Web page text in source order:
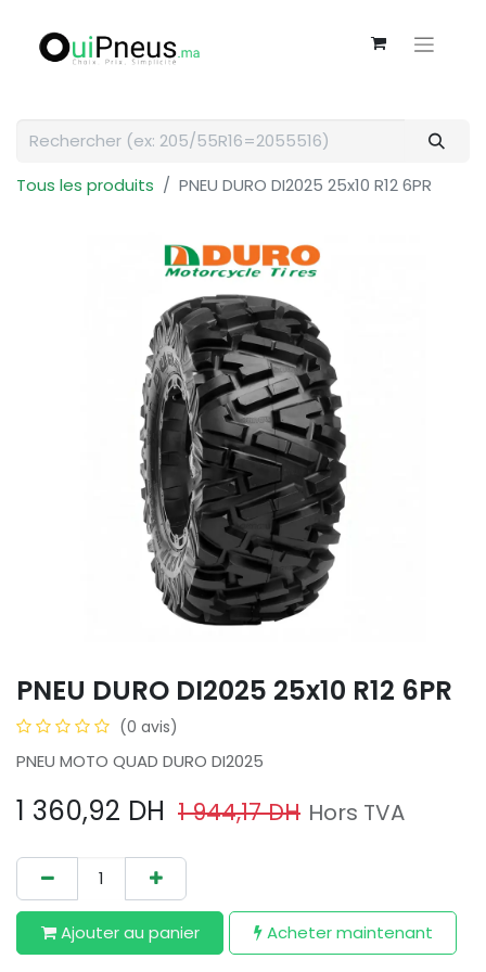
Tous les produits PNEU DURO DI2025 25x10 R12 6PR
PNEU DURO DI2025 25x10 R12 6PR
(0 avis)
PNEU MOTO QUAD DURO DI2025
1 360,92 DH 1 944,17DH Hors TVA
Ajouter au​ panier Acheter maintenant